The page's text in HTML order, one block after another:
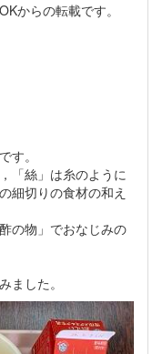
からの転載です。
す。
「絲」は糸のように
細切りの食材の和え
の物」でおなじみの
ました。